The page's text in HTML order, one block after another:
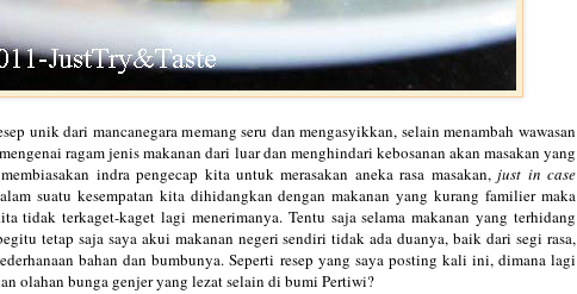
unik dari mancanegara memang seru dan mengasyikkan, selain menambah wawasan
ragam jenis makanan dari luar dan menghindari kebosanan akan masakan yang
indra pengecap kita untuk merasakan aneka rasa masakan, just in case
suatu kesempatan kita dihidangkan dengan makanan yang kurang familier maka
tidak terkaget-kaget lagi menerimanya. Tentu saja selama makanan yang terhidang
tetap saja saya akui makanan negeri sendiri tidak ada duanya, baik dari segi rasa,
bahan dan bumbunya. Seperti resep yang saya posting kali ini, dimana lagi
olahan bunga genjer yang lezat selain di bumi Pertiwi?